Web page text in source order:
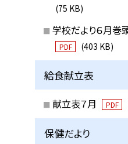
(75 KB)
学校だより６月巻
PDF (403 KB)
給食献立表
献立表７月 PDF
保健だより